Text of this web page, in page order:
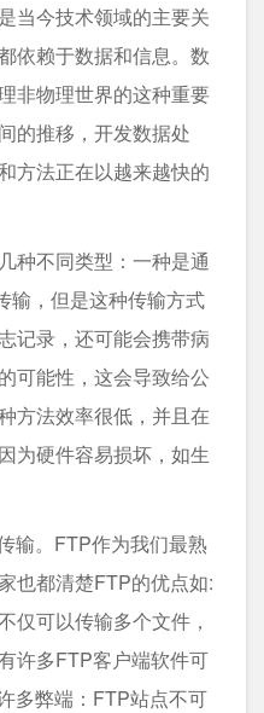
当今技术领域的主要关
依赖于数据和信息。数
非物理世界的这种重要
的推移，开发数据处
方法正在以越来越快的
种不同类型：一种是通
输，但是这种传输方式
记录，还可能会携带病
可能性，这会导致给公
方法效率很低，并且在
为硬件容易损坏，如生
输。FTP作为我们最熟
也都清楚FTP的优点如:
仅可以传输多个文件，
许多FTP客户端软件可
多弊端：FTP站点不可